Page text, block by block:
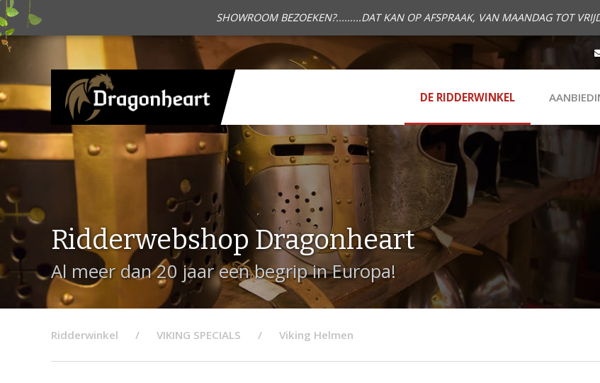
SHOWROOM BEZOEKEN?.........DAT KAN OP AFSPRAAK, VAN MAANDAG TOT
DE RIDDERWINKEL
Ridderwebshop Dragonheart
Al meer dan 20 jaar een begrip in Europa!
Ridderwinkel VIKING SPECIALS Viking Helmen